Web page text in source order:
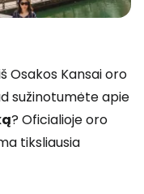
Osakos Kansai oro
sužinotumėte apie
? Oficialioje oro
tiksliausia